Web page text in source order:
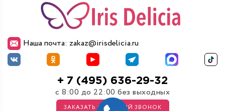
Наша почта: zakaz@irisdelicia.ru
+ 7 (495) 636-29-32
с 8:00 до 22:00 без выходных
ЗАКАЗАТЬ ОБРАТНЫЙ ЗВОНОК